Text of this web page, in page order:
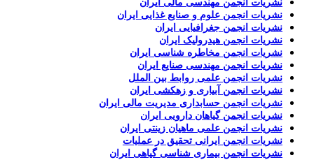
نشریات انجمن مهندسی مالی ایران
نشریات انجمن علوم و صنایع غذایی ایران
نشریات انجمن جغرافیایی ایران
نشریات انجمن هیدرولیک ایران
نشریات انجمن مخاطره شناسی ایران
نشریات انجمن مهندسی صنایع ایران
نشریات انجمن علمی روابط بین الملل
نشریات انجمن آبیاری و زهکشی ایران
نشریات انجمن حسابداری مدیریت مالی ایران
نشریات انجمن گیاهان دارویی ایران
نشریات انجمن علمی ماهیان زینتی ایران
نشریات انجمن ایرانی تحقیق در عملیات
نشریات انجمن بیماری شناسی گیاهی ایران